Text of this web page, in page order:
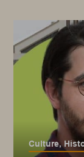
Culture,